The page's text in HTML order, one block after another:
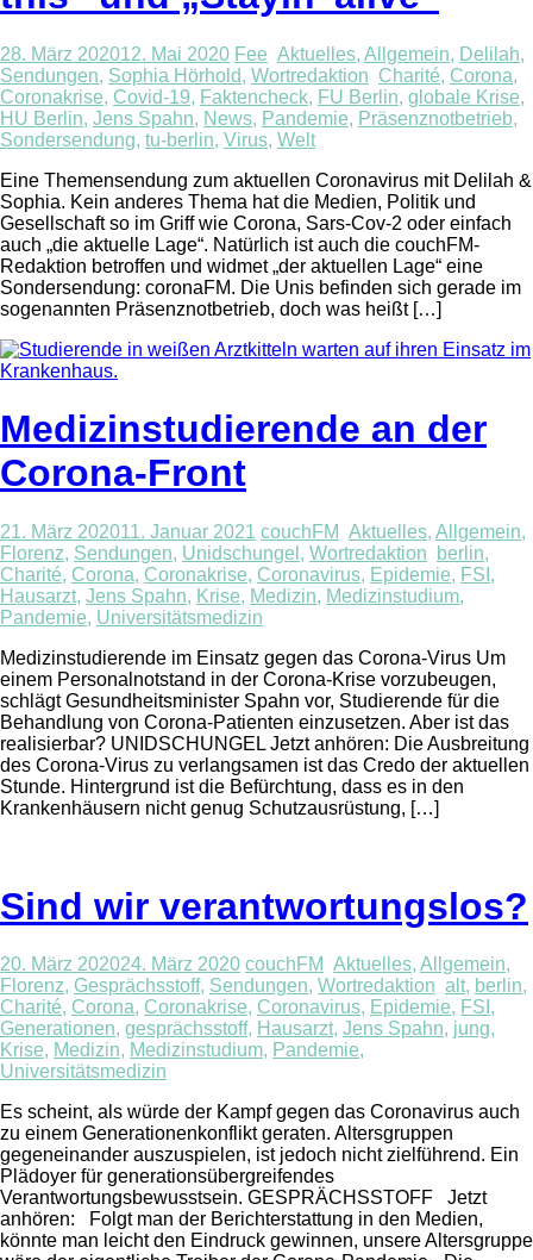
28. März 202012. Mai 2020 Fee Aktuelles, Allgemein, Delilah,
Sendungen, Sophia Hörhold, Wortredaktion Charité, Corona,
Coronakrise, Covid-19, Faktencheck, FU Berlin, globale Krise,
HU Berlin, Jens Spahn, News, Pandemie, Präsenznotbetrieb,
Sondersendung, tu-berlin, Virus, Welt
Eine Themensendung zum aktuellen Coronavirus mit Delilah &
Sophia. Kein anderes Thema hat die Medien, Politik und
Gesellschaft so im Griff wie Corona, Sars-Cov-2 oder einfach
auch „die aktuelle Lage“. Natürlich ist auch die couchFM-
Redaktion betroffen und widmet „der aktuellen Lage“ eine
Sondersendung: coronaFM. Die Unis befinden sich gerade im
sogenannten Präsenznotbetrieb, doch was heißt […]
Medizinstudierende an der
Corona-Front
21. März 202011. Januar 2021 couchFM Aktuelles, Allgemein,
Florenz, Sendungen, Unidschungel , Wortredaktion berlin,
Charité, Corona, Coronakrise, Coronavirus, Epidemie, FSI ,
Hausarzt, Jens Spahn, Krise, Medizin, Medizinstudium,
Pandemie, Universitätsmedizin
Medizinstudierende im Einsatz gegen das Corona-Virus Um
einem Personalnotstand in der Corona-Krise vorzubeugen,
schlägt Gesundheitsminister Spahn vor, Studierende für die
Behandlung von Corona-Patienten einzusetzen. Aber ist das
realisierbar? UNIDSCHUNGEL Jetzt anhören: Die Ausbreitung
des Corona-Virus zu verlangsamen ist das Credo der aktuellen
Stunde. Hintergrund ist die Befürchtung, dass es in den
Krankenhäusern nicht genug Schutzausrüstung, […]
Sind wir verantwortungslos?
20. März 202024. März 2020 couchFM Aktuelles, Allgemein,
Florenz, Gesprächsstoff, Sendungen, Wortredaktion alt, berlin,
Charité, Corona, Coronakrise, Coronavirus, Epidemie, FSI ,
Generationen, gesprächsstoff, Hausarzt, Jens Spahn, jung,
Krise, Medizin, Medizinstudium, Pandemie,
Universitätsmedizin
Es scheint, als würde der Kampf gegen das Coronavirus auch
zu einem Generationenkonflikt geraten. Altersgruppen
gegeneinander auszuspielen, ist jedoch nicht zielführend. Ein
Plädoyer für generationsübergreifendes
Verantwortungsbewusstsein. GESPRÄCHSSTOFF Jetzt
anhören: Folgt man der Berichterstattung in den Medien,
könnte man leicht den Eindruck gewinnen, unsere Altersgruppe